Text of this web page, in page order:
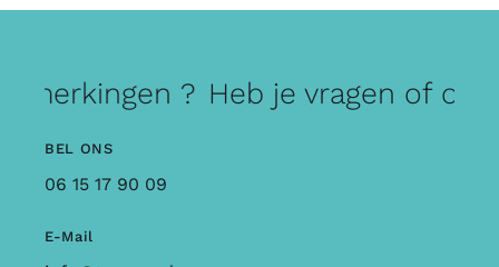
? Heb je vragen of
BEL ONS
06 15 17 90 09
E-Mail